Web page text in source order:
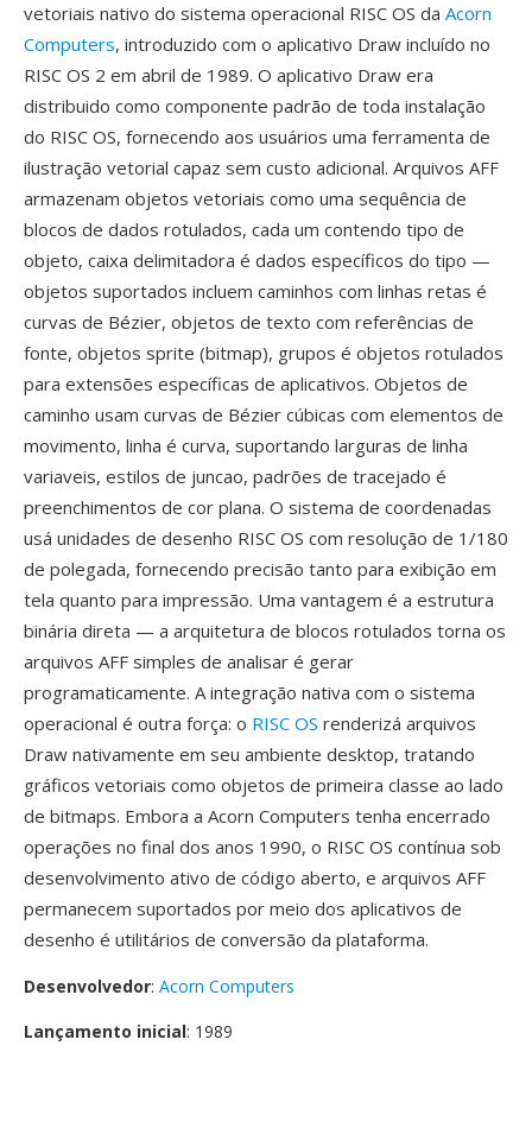
vetoriais nativo do sistema operacional RISC OS da Acorn
Computers, introduzido com o aplicativo Draw incluído no
RISC OS 2 em abril de 1989. O aplicativo Draw era
distribuido como componente padrão de toda instalação
do RISC OS, fornecendo aos usuários uma ferramenta de
ilustração vetorial capaz sem custo adicional. Arquivos AFF
armazenam objetos vetoriais como uma sequência de
blocos de dados rotulados, cada um contendo tipo de
objeto, caixa delimitadora é dados específicos do tipo —
objetos suportados incluem caminhos com linhas retas é
curvas de Bézier, objetos de texto com referências de
fonte, objetos sprite (bitmap), grupos é objetos rotulados
para extensões específicas de aplicativos. Objetos de
caminho usam curvas de Bézier cúbicas com elementos de
movimento, linha é curva, suportando larguras de linha
variaveis, estilos de juncao, padrões de tracejado é
preenchimentos de cor plana. O sistema de coordenadas
usá unidades de desenho RISC OS com resolução de 1/180
de polegada, fornecendo precisão tanto para exibição em
tela quanto para impressão. Uma vantagem é a estrutura
binária direta — a arquitetura de blocos rotulados torna os
arquivos AFF simples de analisar é gerar
programaticamente. A integração nativa com o sistema
operacional é outra força: o RISC OS renderizá arquivos
Draw nativamente em seu ambiente desktop, tratando
gráficos vetoriais como objetos de primeira classe ao lado
de bitmaps. Embora a Acorn Computers tenha encerrado
operações no final dos anos 1990, o RISC OS contínua sob
desenvolvimento ativo de código aberto, e arquivos AFF
permanecem suportados por meio dos aplicativos de
desenho é utilitários de conversão da plataforma.
Desenvolvedor: Acorn Computers
Lançamento inicial: 1989